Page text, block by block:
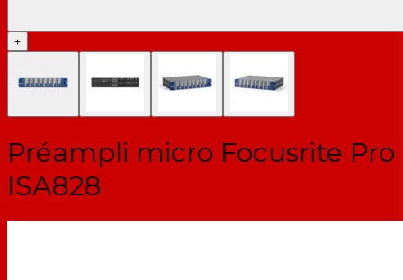
+
Préampli micro Focusrite Pro
ISA828